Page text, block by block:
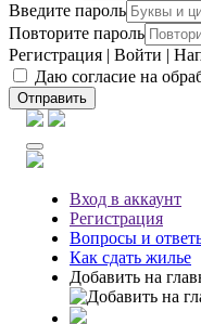
Введите пароль
Повторите пароль
Регистрация | Войти |
Даю согласие на
Отправить
Вход в аккаунт
Регистрация
Вопросы и
Как сдать жилье
Добавить на